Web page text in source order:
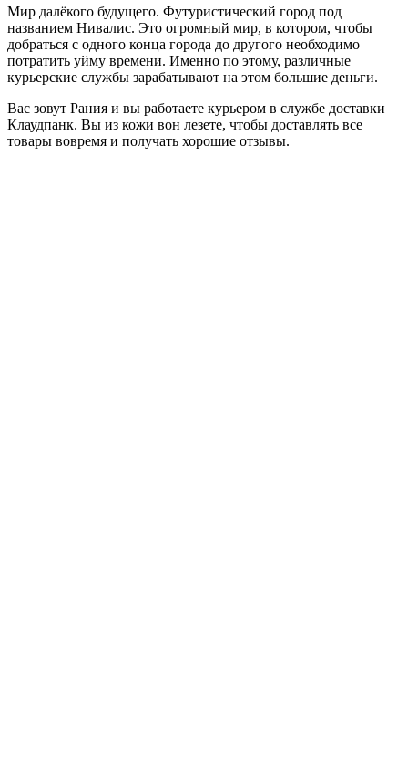
Мир далёкого будущего. Футуристический город под
названием Нивалис. Это огромный мир, в котором, чтобы
добраться с одного конца города до другого необходимо
потратить уйму времени. Именно по этому, различные
курьерские службы зарабатывают на этом большие деньги.
Вас зовут Рания и вы работаете курьером в службе доставки
Клаудпанк. Вы из кожи вон лезете, чтобы доставлять все
товары вовремя и получать хорошие отзывы.